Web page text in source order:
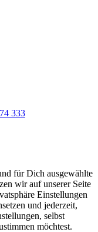
333
für Dich ausgewählte
wir auf unserer Seite
Einstellungen
und jederzeit,
selbst
möchtest.